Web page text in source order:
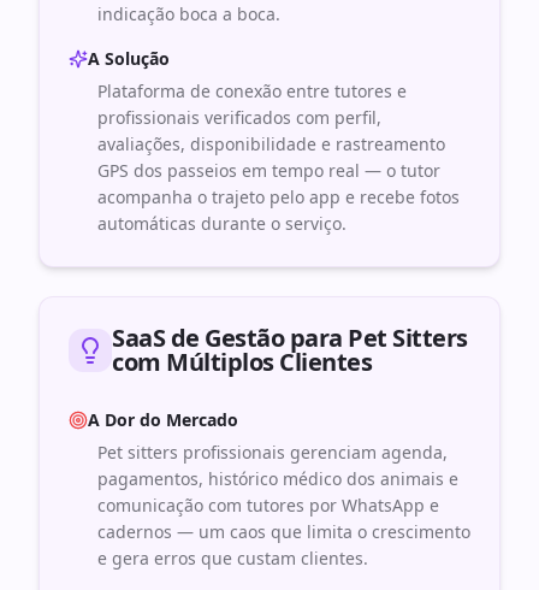
indicação boca a boca.
A Solução
Plataforma de conexão entre tutores e
profissionais verificados com perfil,
avaliações, disponibilidade e rastreamento
GPS dos passeios em tempo real — o tutor
acompanha o trajeto pelo app e recebe fotos
automáticas durante o serviço.
SaaS de Gestão para Pet Sitters
com Múltiplos Clientes
A Dor do Mercado
Pet sitters profissionais gerenciam agenda,
pagamentos, histórico médico dos animais e
comunicação com tutores por WhatsApp e
cadernos — um caos que limita o crescimento
e gera erros que custam clientes.